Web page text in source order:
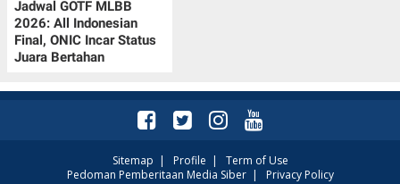
Jadwal GOTF MLBB
2026: All Indonesian
Final, ONIC Incar Status
Juara Bertahan
Sitemap | Profile | Term of Use
Pedoman Pemberitaan Media Siber| Privacy Policy